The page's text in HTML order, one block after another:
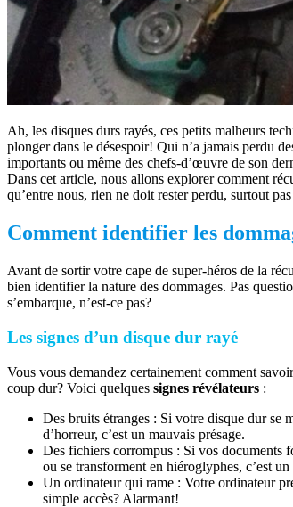
Ah, les disques durs rayés, ces petits malheurs
plonger dans le désespoir! Qui n’a jamais perdu
importants ou même des chefs-d’œuvre de son
Dans cet article, nous allons explorer comment
qu’entre nous, rien ne doit rester perdu, surtout
Comment identifier les
Avant de sortir votre cape de super-héros de la
bien identifier la nature des dommages. Pas
s’embarque, n’est-ce pas?
Les signes d’un disque dur rayé
Vous vous demandez certainement comment
coup dur? Voici quelques signes révélateurs :
Des bruits étranges : Si votre disque dur se
d’horreur, c’est un mauvais présage.
Des fichiers corrompus : Si vos documents
ou se transforment en hiéroglyphes, c’est
Un ordinateur qui rame : Votre ordinateur
simple accès? Alarmant!